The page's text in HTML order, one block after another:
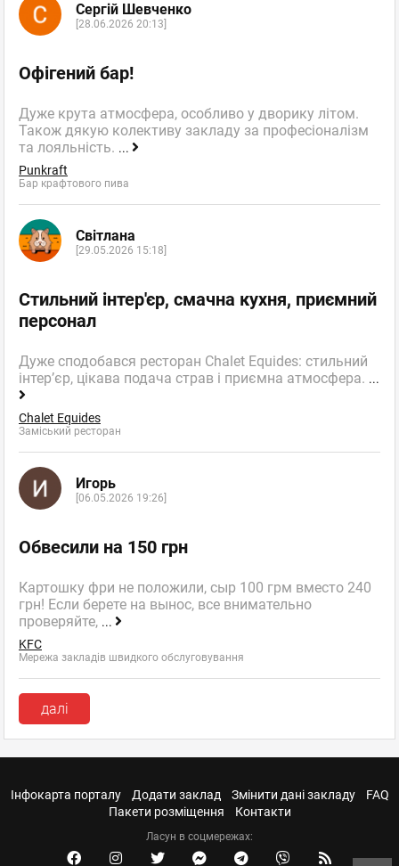
Сергій Шевченко
[28.06.2026 20:13]
Офігений бар!
Дуже крута атмосфера, особливо у дворику літом.
Також дякую колективу закладу за професіоналізм
та лояльність. ...
Punkraft
Бар крафтового пива
Світлана
[29.05.2026 15:18]
Стильний інтер'єр, смачна кухня, приємний
персонал
Дуже сподобався ресторан Chalet Equides: стильний
інтер’єр, цікава подача страв і приємна атмосфера. ...
Chalet Equides
Заміський ресторан
Игорь
[06.05.2026 19:26]
Обвесили на 150 грн
Картошку фри не положили, сыр 100 грм вместо 240
грн! Если берете на вынос, все внимательно
проверяйте, ...
KFC
Мережа закладів швидкого обслуговування
далі
Інфокарта порталу Додати заклад Змінити дані закладу
FAQ
Пакети розміщення
Контакти
Ласун в соцмережах: